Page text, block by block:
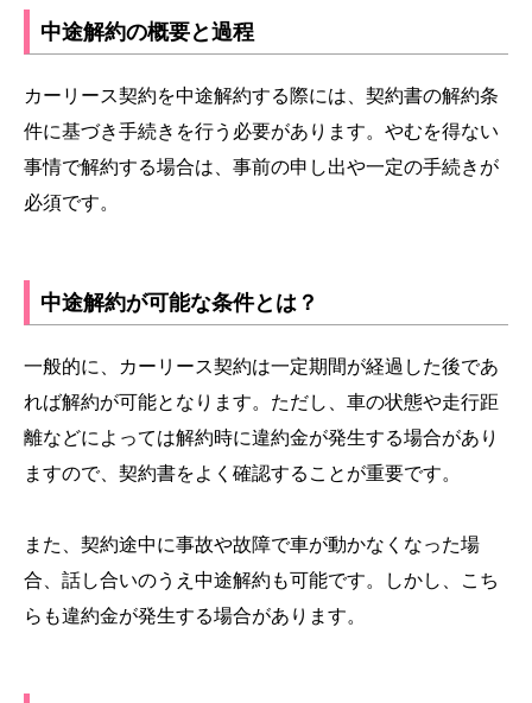
中途解約の概要と過程
カーリース契約を中途解約する際には、契約書の解約条
件に基づき手続きを行う必要があります。やむを得ない
事情で解約する場合は、事前の申し出や一定の手続きが
必須です。
中途解約が可能な条件とは？
一般的に、カーリース契約は一定期間が経過した後であ
れば解約が可能となります。ただし、車の状態や走行距
離などによっては解約時に違約金が発生する場合があり
ますので、契約書をよく確認することが重要です。
また、契約途中に事故や故障で車が動かなくなった場
合、話し合いのうえ中途解約も可能です。しかし、こち
らも違約金が発生する場合があります。